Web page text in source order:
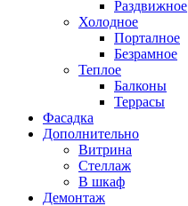
Раздвижное
Холодное
Порталное
Безрамное
Теплое
Балконы
Террасы
Фасадка
Дополнительно
Витрина
Стеллаж
В шкаф
Демонтаж